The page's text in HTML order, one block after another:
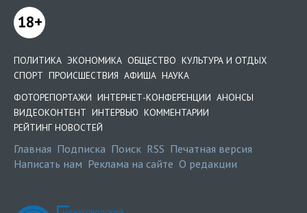
18+
ПОЛИТИКА ЭКОНОМИКА ОБЩЕСТВО КУЛЬТУРА И ОТДЫХ
СПОРТ ПРОИСШЕСТВИЯ АФИША НАУКА
ФОТОРЕПОРТАЖИ ИНТЕРНЕТ-КОНФЕРЕНЦИИ АНОНСЫ
ВИДЕОКОНТЕНТ ИНТЕРВЬЮ КОММЕНТАРИИ
РЕЙТИНГ НОВОСТЕЙ
Главная Подписка Поиск RSS Печатная версия
Написать нам Реклама на сайте О редакции